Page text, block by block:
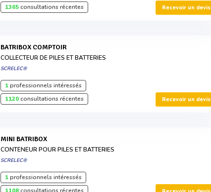
1365consultations récentes Recevoir un devis
BATRIBOX COMPTOIR
COLLECTEUR DE PILES ET BATTERIES
SCRELEC®
1professionnels intéressés
1120consultations récentes Recevoir un devis
MINI BATRIBOX
CONTENEUR POUR PILES ET BATTERIES
SCRELEC®
1professionnels intéressés